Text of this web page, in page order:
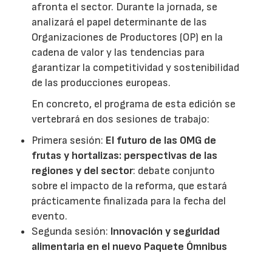
afronta el sector. Durante la jornada, se
analizará el papel determinante de las
Organizaciones de Productores (OP) en la
cadena de valor y las tendencias para
garantizar la competitividad y sostenibilidad
de las producciones europeas.
En concreto, el programa de esta edición se
vertebrará en dos sesiones de trabajo:
Primera sesión: El futuro de las OMG de
frutas y hortalizas: perspectivas de las
regiones y del sector: debate conjunto
sobre el impacto de la reforma, que estará
prácticamente finalizada para la fecha del
evento.
Segunda sesión: Innovación y seguridad
alimentaria en el nuevo Paquete Ómnibus